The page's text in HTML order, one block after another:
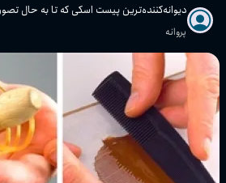
دیوانه‌کننده‌ترین پیست اسکی که تا به حال
پروانه